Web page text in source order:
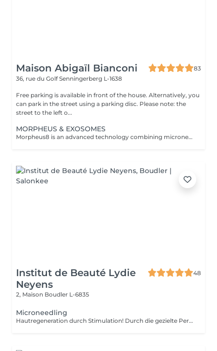
Maison Abigaïl Bianconi
83
36, rue du GolfSenningerberg L-1638
Free parking is available in front of the house. Alternatively, you
can park in the street using a parking disc. Please note: the
street to the left o...
MORPHEUS & EXOSOMES
Morpheus8 is an advanced technology combining microneedling and radiofrequency, enabling deep stimulation of collagen production and visibly improving skin quality. This treatment addresses multiple concerns: skin laxity, wrinkles, acne scars, enlarged pores, textural irregularities, and loss of firmnesson the face, eye area, and body. At Maison Abigaïl Bianconi, Morpheus is offered exclusively as part of an expert, personalized approach to ensure visible, consistent, and lasting results. Every treatment plan begins with a mandatory consultation, including an advanced skin analysis that combines professional expertise with technology-assisted diagnostics. This appointment allows for a thorough assessment of the skin, the areas to be treated, and the client's goals, in order to define a tailored protocol. Treatments are delivered as structured protocols (minimum 3 sessions) to ensure progressive stimulation and optimal results. For facial protocols, the treatment is systematically combined with exosomes to boost cellular regeneration and enhance result quality. For body treatments, this option may be offered as a complement based on individual needs. A structured, supervised, and fully customized approachfor visible and lasting skin improvement.
Institut de Beauté Lydie
Neyens
48
2, Maison Boudler L-6835
Microneedling
Hautregeneration durch Stimulation! Durch die gezielte Perforation der Haut setzen die Zellen unmittelbar nach der Anwendung Wachstumsfaktoren frei, welche die Produktion von Kollagen und Elastin sowie die Ausschüttung von Hyaluronsäure stimulieren. Auch die Mikrozirkulation wird erheblich gesteigert, was zu einer erhöhten Aufnahmefähigkeit von aufgetragenen Wirkstoffen und somit zu einem deutlich verbesserten Hautergebnis führt. Die nicht-ablative Hautverjüngungs-Technik ermöglicht es, die Haut an Gesicht, Augen, Lippen, Hals, Dekolleté, Körper und Händen zu verbessern und zu festigen. Ebenso können Narben, Dehnungs- und Schwangerschaftsstreifen erfolgreich reduziert werden. Das Micro Needling mittels Needling Pen ist ein neues und sehr erfolgreiches Verfahren im Bereich der Anti-Aging- und Problemhaut-Behandlungen. WAS WIRD IN DER BEHANDLUNG ERREICHT? ~ Verminderung von Falten und Linien ~ Hautverjüngung ~ Regeneration atrophischer Haut ~ Minimierung von Narben verschiedener Art ~ Aufhellung von Pigmentstörungen ~ Porenverkleinerung und Verfeinerung des Hautbildes